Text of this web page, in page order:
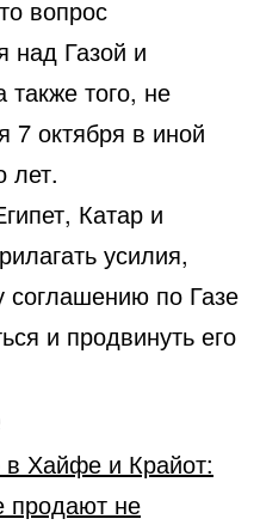
вопрос
над Газой и
того, не
7 октября в иной
лет.
Катар и
усилия,
соглашению по Газе
и продвинуть его
в Хайфе и Крайот:
продают не